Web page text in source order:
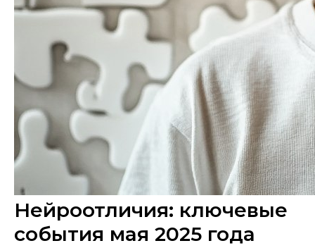
Нейроотличия: ключевые
события мая 2025 года